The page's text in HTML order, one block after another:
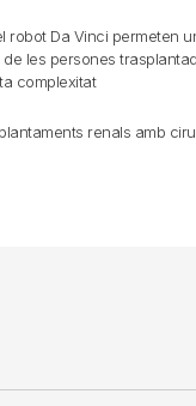
robot Da Vinci permeten
les persones
complexitat
renals amb